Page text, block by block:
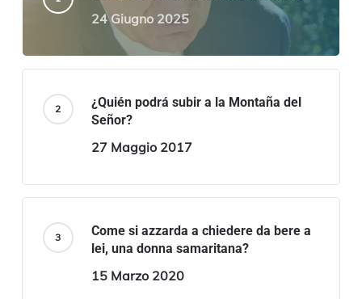
24 Giugno 2025
¿Quién podrá subir a la Montaña del
Señor?
27 Maggio 2017
Come si azzarda a chiedere da bere a
lei, una donna samaritana?
15 Marzo 2020